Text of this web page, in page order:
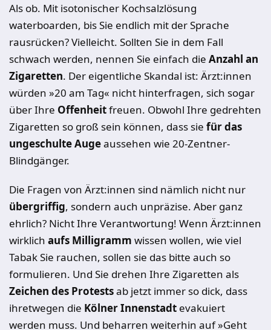
Als ob. Mit isotonischer Kochsalzlösung
waterboarden, bis Sie endlich mit der Sprache
rausrücken? Vielleicht. Sollten Sie in dem Fall
schwach werden, nennen Sie einfach die Anzahl an
Zigaretten. Der eigentliche Skandal ist: Ärzt:innen
würden »20 am Tag« nicht hinterfragen, sich sogar
über Ihre Offenheitfreuen. Obwohl Ihre gedrehten
Zigaretten so groß sein können, dass sie für das
ungeschulte Augeaussehen wie 20-Zentner-
Blindgänger.
Die Fragen von Ärzt:innen sind nämlich nicht nur
übergriffig, sondern auch unpräzise. Aber ganz
ehrlich? Nicht Ihre Verantwortung! Wenn Ärzt:innen
wirklich aufs Milligramm wissen wollen, wie viel
Tabak Sie rauchen, sollen sie das bitte auch so
formulieren. Und Sie drehen Ihre Zigaretten als
Zeichen des Protestsab jetzt immer so dick, dass
ihretwegen die Kölner Innenstadt evakuiert
werden muss. Und beharren weiterhin auf »Geht